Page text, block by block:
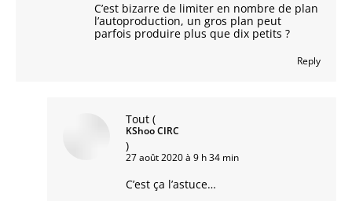
C’est bizarre de limiter en nombre de plan
l’autoproduction, un gros plan peut
parfois produire plus que dix petits ?
Reply
Tout (
KShoo CIRC
)
27 août 2020 à 9 h 34 min
C’est ça l’astuce…